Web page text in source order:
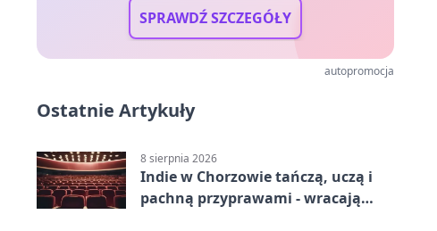
SPRAWDŹ SZCZEGÓŁY
autopromocja
Ostatnie Artykuły
8 sierpnia 2026
Indie w Chorzowie tańczą, uczą i
pachną przyprawami - wracają